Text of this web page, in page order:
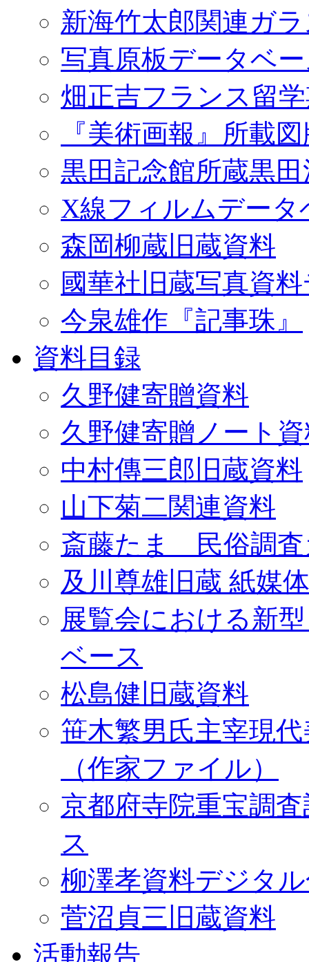
新海竹太郎関連ガ
写真原板データベ
畑正吉フランス留
『美術画報』所載
黒田記念館所蔵黒
X線フィルムデータ
森岡柳蔵旧蔵資料
國華社旧蔵写真資
今泉雄作『記事珠』
資料目録
久野健寄贈資料
久野健寄贈ノート
中村傳三郎旧蔵資料
山下菊二関連資料
斎藤たま 民俗調査
及川尊雄旧蔵 紙媒
展覧会における新
ベース
松島健旧蔵資料
笹木繁男氏主宰現
（作家ファイル）
京都府寺院重宝調
ス
柳澤孝資料デジタ
菅沼貞三旧蔵資料
活動報告